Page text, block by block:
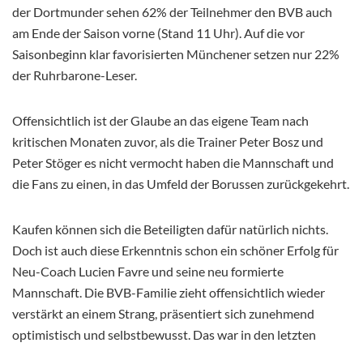
der Dortmunder sehen 62% der Teilnehmer den BVB auch
am Ende der Saison vorne (Stand 11 Uhr). Auf die vor
Saisonbeginn klar favorisierten Münchener setzen nur 22%
der Ruhrbarone-Leser.
Offensichtlich ist der Glaube an das eigene Team nach
kritischen Monaten zuvor, als die Trainer Peter Bosz und
Peter Stöger es nicht vermocht haben die Mannschaft und
die Fans zu einen, in das Umfeld der Borussen zurückgekehrt.
Kaufen können sich die Beteiligten dafür natürlich nichts.
Doch ist auch diese Erkenntnis schon ein schöner Erfolg für
Neu-Coach Lucien Favre und seine neu formierte
Mannschaft. Die BVB-Familie zieht offensichtlich wieder
verstärkt an einem Strang, präsentiert sich zunehmend
optimistisch und selbstbewusst. Das war in den letzten